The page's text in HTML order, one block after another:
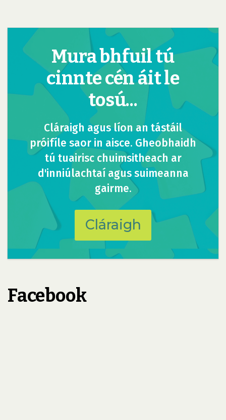
Mura bhfuil tú
cinnte cén áit le
tosú...
Cláraigh agus líon an tástáil
próifíle saor in aisce. Gheobhaidh
tú tuairisc chuimsitheach ar
d'inniúlachtaí agus suimeanna
gairme.
Cláraigh
Facebook